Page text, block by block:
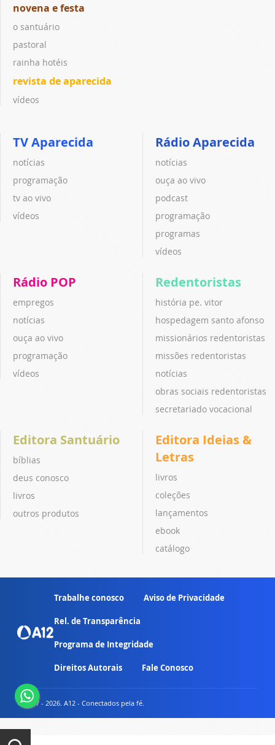
novena e festa
o santuário
pastoral
rainha hotéis
revista de aparecida
vídeos
TV Aparecida
notícias
programação
tv ao vivo
vídeos
Rádio Aparecida
notícias
ouça ao vivo
podcast
programação
programas
vídeos
Rádio POP
empregos
notícias
ouça ao vivo
programação
vídeos
Redentoristas
história pe. vitor
hospedagem santo afonso
missionários redentoristas
missões redentoristas
notícias
obras sociais redentoristas
secretariado vocacional
Editora Santuário
bíblias
deus conosco
livros
outros produtos
Editora Ideias &
Letras
livros
coleções
lançamentos
ebook
catálogo
Trabalhe conosco Aviso de Privacidade
Rel. de Transparência
Programa de Integridade
Direitos Autorais Fale Conosco
© 2007 - 2026. A12 - Conectados pela fé.